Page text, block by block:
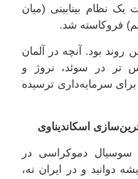
نظام بینابینی (میان
شد .
بود. آنچه در آلمان
در سوئد، نروژ و
سرمایه‌داری ترسیده
اسکاندیناوی
دموکراسی در
و در ایران نه،